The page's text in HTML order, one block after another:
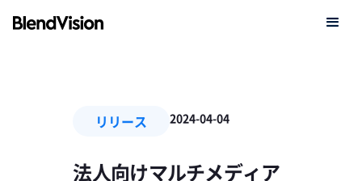
リリース 2024-04-04
法人向けマルチメディア